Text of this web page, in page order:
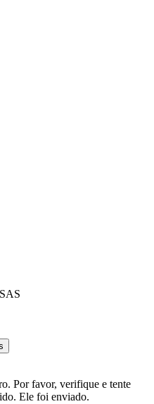
Por favor, verifique e tente
Ele foi enviado.